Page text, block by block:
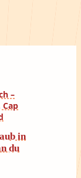
in
du